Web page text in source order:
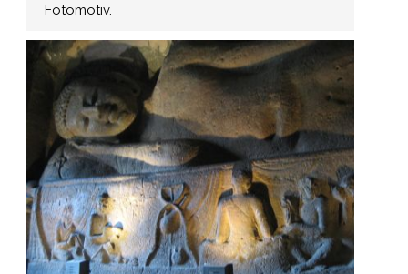
Fotomotiv.